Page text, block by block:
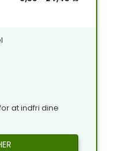
at indfri dine